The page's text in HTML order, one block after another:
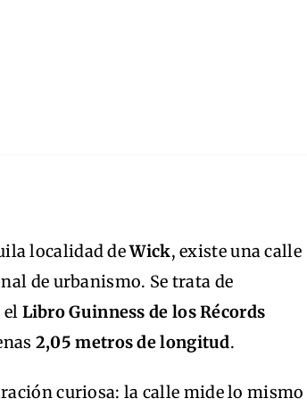
localidad deWick, existe una calle
de urbanismo. Se trata de
el Libro Guinness de los Récords
2,05 metros de longitud.
curiosa: la calle mide lo mismo